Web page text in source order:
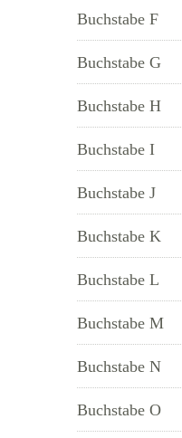
Buchstabe F
Buchstabe G
Buchstabe H
Buchstabe I
Buchstabe J
Buchstabe K
Buchstabe L
Buchstabe M
Buchstabe N
Buchstabe O